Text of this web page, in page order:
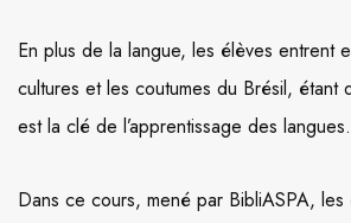
En plus de la langue, les élèves entrent
cultures et les coutumes du Brésil, étant
est la clé de l’apprentissage des langues.
Dans ce cours, mené par BibliASPA,